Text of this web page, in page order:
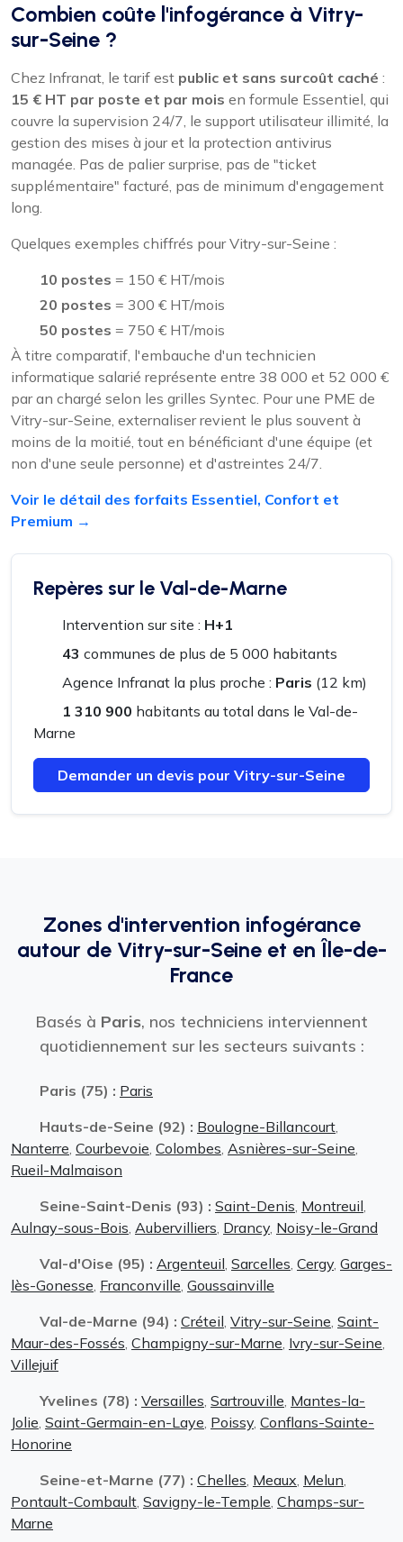
Combien coûte l'infogérance à Vitry-
sur-Seine ?
Chez Infranat, le tarif est public et sans surcoût caché :
15 € HT par poste et par mois en formule Essentiel, qui
couvre la supervision 24/7, le support utilisateur illimité, la
gestion des mises à jour et la protection antivirus
managée. Pas de palier surprise, pas de "ticket
supplémentaire" facturé, pas de minimum d'engagement
long.
Quelques exemples chiffrés pour Vitry-sur-Seine :
10 postes = 150 € HT/mois
20 postes = 300 € HT/mois
50 postes = 750 € HT/mois
À titre comparatif, l'embauche d'un technicien
informatique salarié représente entre 38 000 et 52 000 €
par an chargé selon les grilles Syntec. Pour une PME de
Vitry-sur-Seine, externaliser revient le plus souvent à
moins de la moitié, tout en bénéficiant d'une équipe (et
non d'une seule personne) et d'astreintes 24/7.
Voir le détail des forfaits Essentiel, Confort et
Premium →
Repères sur le Val-de-Marne
Intervention sur site : H+1
43 communes de plus de 5 000 habitants
Agence Infranat la plus proche : Paris (12 km)
1 310 900 habitants au total dans le Val-de-
Marne
Demander un devis pour Vitry-sur-Seine
Zones d'intervention infogérance
autour de Vitry-sur-Seine et en Île-de-
France
Basés à Paris, nos techniciens interviennent
quotidiennement sur les secteurs suivants :
Paris (75) : Paris
Hauts-de-Seine (92) : Boulogne-Billancourt
Nanterre Courbevoie Colombes Asnières-sur-Seine
Rueil-Malmaison
Seine-Saint-Denis (93) : Saint-Denis Montreuil
Aulnay-sous-Bois Aubervilliers Drancy Noisy-le-Grand
Val-d'Oise (95) : Argenteuil Sarcelles Cergy Garges-
lès-Gonesse Franconville Goussainville
Val-de-Marne (94) : Créteil Vitry-sur-Seine Saint-
Maur-des-Fossés Champigny-sur-Marne Ivry-sur-Seine
Villejuif
Yvelines (78) : Versailles Sartrouville Mantes-la-
Jolie Saint-Germain-en-Laye Poissy Conflans-Sainte-
Honorine
Seine-et-Marne (77) : Chelles Meaux Melun
Pontault-Combault Savigny-le-Temple Champs-sur-
Marne